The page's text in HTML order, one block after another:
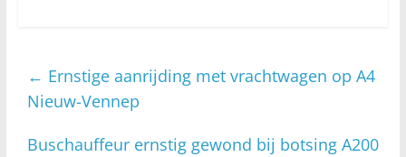
← Ernstige aanrijding met vrachtwagen op A4
Nieuw-Vennep
Buschauffeur ernstig gewond bij botsing A200